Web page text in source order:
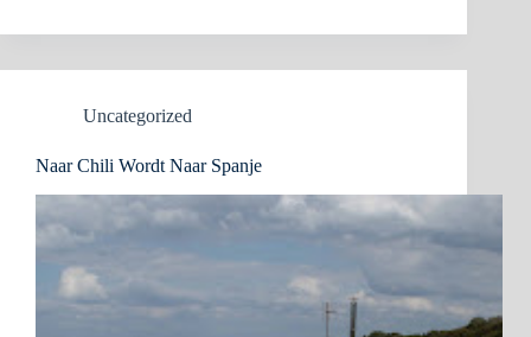
Uncategorized
Naar Chili Wordt Naar Spanje